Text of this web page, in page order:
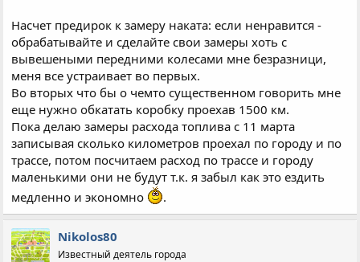
Насчет предирок к замеру наката: если ненравится -
обрабатывайте и сделайте свои замеры хоть с
вывешеными передними колесами мне безразници,
меня все устраивает во первых.
Во вторых что бы о чемто существенном говорить мне
еще нужно обкатать коробку проехав 1500 км.
Пока делаю замеры расхода топлива с 11 марта
записывая сколько километров проехал по городу и по
трассе, потом посчитаем расход по трассе и городу
маленькими они не будут т.к. я забыл как это ездить
медленно и экономно
.
Nikolos80
Известный деятель города